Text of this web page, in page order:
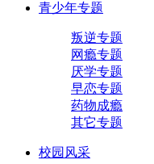
青少年专题
叛逆专题
网瘾专题
厌学专题
早恋专题
药物成瘾
其它专题
校园风采